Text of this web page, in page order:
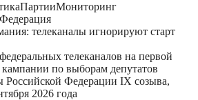
ПартииМониторинг
телеканалы игнорируют старт
телеканалов на первой
кампании по выборам депутатов
Российской Федерации IX созыва,
2026 года